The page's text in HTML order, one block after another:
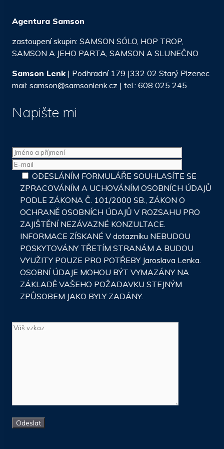
Agentura Samson
zastoupení skupin: SAMSON SÓLO, HOP TROP,
SAMSON A JEHO PARTA, SAMSON A SLUNEČNO
Samson Lenk| Podhradní 179 |332 02 Starý Plzenec
mail: samson@samsonlenk.cz | tel.: 608 025 245
Napište mi
ODESLÁNÍM FORMULÁŘE SOUHLASÍTE SE
ZPRACOVÁNÍM A UCHOVÁNÍM OSOBNÍCH ÚDAJŮ
PODLE ZÁKONA Č. 101/2000 SB., ZÁKON O
OCHRANĚ OSOBNÍCH ÚDAJŮ V ROZSAHU PRO
ZAJIŠTĚNÍ NEZÁVAZNÉ KONZULTACE.
INFORMACE ZÍSKANÉ V dotazníku NEBUDOU
POSKYTOVÁNY TŘETÍM STRANÁM A BUDOU
VYUŽITY POUZE PRO POTŘEBY Jaroslava Lenka.
OSOBNÍ ÚDAJE MOHOU BÝT VYMAZÁNY NA
ZÁKLADĚ VAŠEHO POŽADAVKU STEJNÝM
ZPŮSOBEM JAKO BYLY ZADÁNY.